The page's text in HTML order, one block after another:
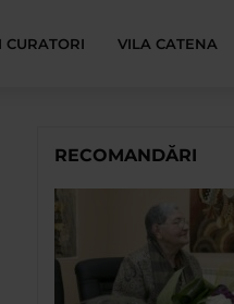
CURATORI VILA CATENA
RECOMANDĂRI